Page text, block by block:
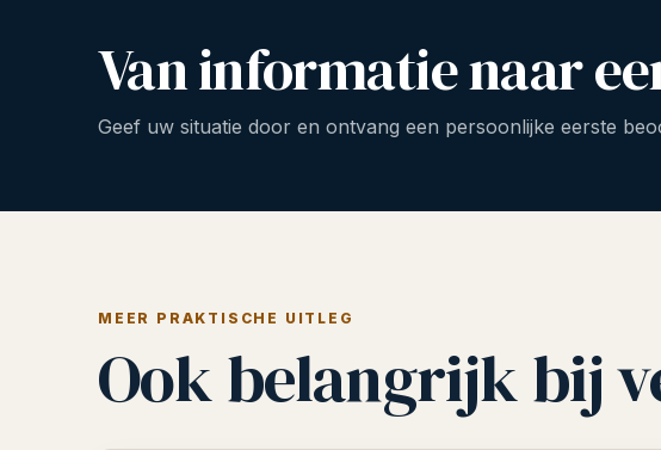
Van informatie naar
Geef uw situatie door en ontvang een persoonlijke eerste
MEER PRAKTISCHE UITLEG
Ook belangrijk bij